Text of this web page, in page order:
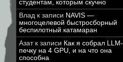
студентам, которым скучно
Влад к записи NAVIS —
многоцелевой быстросборный
беспилотный катамаран
Азатк записи Как я собрал LLM-
печку на 4 GPU, и на что она
способна